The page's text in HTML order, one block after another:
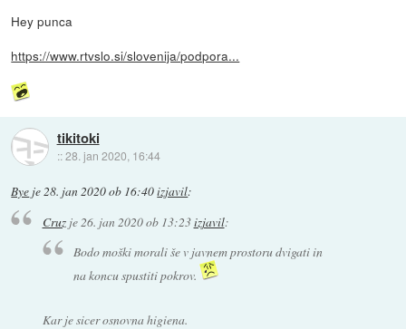
Hey punca
https://www.rtvslo.si/slovenija/podpora...
tikitoki
::28. jan 2020, 16:44
Bye je28. jan 2020 ob 16:40izjavil:
Cruzje26. jan 2020 ob 13:23izjavil:
Bodo moški morali še v javnem prostoru dvigati in
na koncu spustiti pokrov.
Kar je sicer osnovna higiena.